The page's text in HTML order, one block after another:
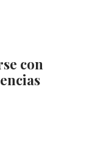
con